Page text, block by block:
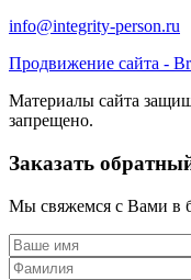
info@integrity-person.ru
Продвижение сайта -
Материалы сайта
запрещено.
Заказать
Мы свяжемся с Вами в